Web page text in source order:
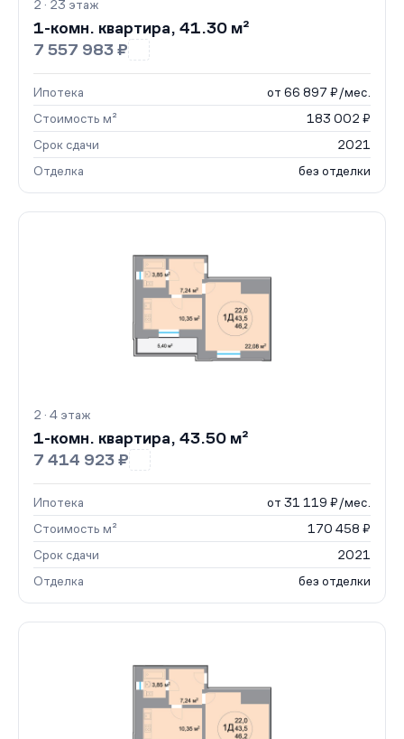
2 · 23 этаж
1-комн. квартира, 41.30 м²
7 557 983 ₽
Ипотека
от 66 897 ₽/мес.
Стоимость м²
183 002 ₽
Срок сдачи
2021
Отделка
без отделки
2 · 4 этаж
1-комн. квартира, 43.50 м²
7 414 923 ₽
Ипотека
от 31 119 ₽/мес.
Стоимость м²
170 458 ₽
Срок сдачи
2021
Отделка
без отделки